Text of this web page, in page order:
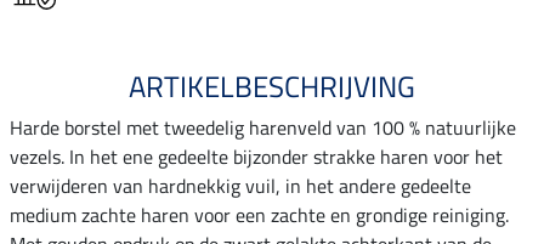
ARTIKELBESCHRIJVING
Harde borstel met tweedelig harenveld van 100 % natuurlijke
vezels. In het ene gedeelte bijzonder strakke haren voor het
verwijderen van hardnekkig vuil, in het andere gedeelte
medium zachte haren voor een zachte en grondige reiniging.